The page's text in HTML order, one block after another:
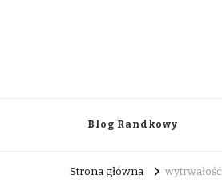
Blog Randkowy
Strona główna wytrwałość